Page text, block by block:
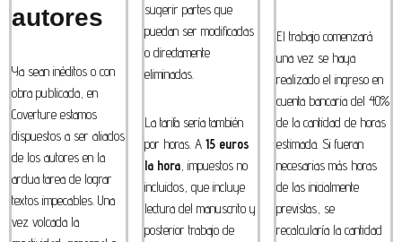
autores
Ya sean inéditos o con
obra publicada, en
Coverture estamos
dispuestos a ser aliados
de los autores en la
ardua tarea de lograr
textos impecables. Una
vez volcada la
sugerir partes que
puedan ser modificadas
o directamente
eliminadas.
La tarifa sería también
por horas. A 15 euros
la hora, impuestos no
incluidos, que incluye
lectura del manuscrito y
posterior trabajo de
El trabajo comenzará
una vez se haya
realizado el ingreso en
cuenta bancaria del 40%
de la cantidad de horas
estimada. Si fueran
necesarias más horas
de las inicialmente
previstas, se
recalcularía la cantidad